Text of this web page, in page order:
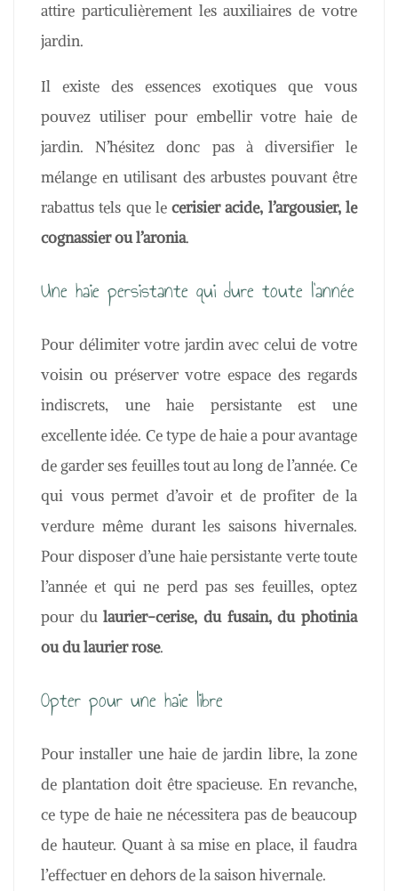
attire particulièrement les auxiliaires de votre
jardin.
Il existe des essences exotiques que vous
pouvez utiliser pour embellir votre haie de
jardin. N’hésitez donc pas à diversifier le
mélange en utilisant des arbustes pouvant être
rabattus tels que lecerisier acide, l’argousier, le
cognassier ou l’aronia.
Une haie persistante qui dure toute l’année
Pour délimiter votre jardin avec celui de votre
voisin ou préserver votre espace des regards
indiscrets, une haie persistante est une
excellente idée. Ce type de haie a pour avantage
de garder ses feuilles tout au long de l’année. Ce
qui vous permet d’avoir et de profiter de la
verdure même durant les saisons hivernales.
Pour disposer d’une haie persistante verte toute
l’année et qui ne perd pas ses feuilles, optez
pour dulaurier-cerise, du fusain, du photinia
ou du laurier rose.
Opter pour une haie libre
Pour installer une haie de jardin libre, la zone
de plantation doit être spacieuse. En revanche,
ce type de haie ne nécessitera pas de beaucoup
de hauteur. Quant à sa mise en place, il faudra
l’effectuer en dehors de la saison hivernale.